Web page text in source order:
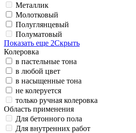
Металлик
Молотковый
Полуглянцевый
Полуматовый
Показать еще 2Скрыть
Колеровка
в пастельные тона
в любой цвет
в насыщенные тона
не колеруется
только ручная колеровка
Область применения
Для бетонного пола
Для внутренних работ